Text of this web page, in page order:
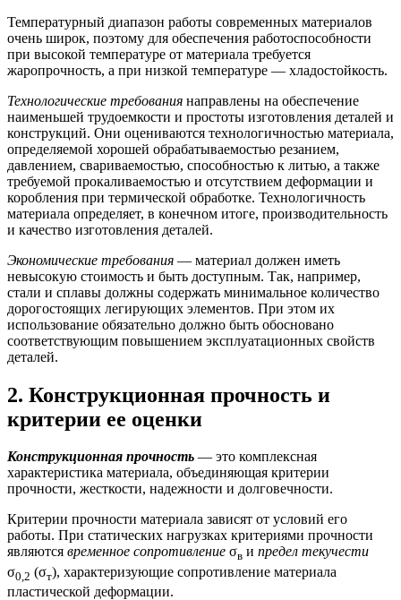
Температурный диапазон работы современных материалов
очень широк, поэтому для обеспечения работоспособности
при высокой температуре от материала требуется
жаропрочность, а при низкой температуре — хладостойкость.
Технологические требования направлены на обеспечение
наименьшей трудоемкости и простоты изготовления деталей и
конструкций. Они оцениваются технологичностью материала,
определяемой хорошей обрабатываемостью резанием,
давлением, свариваемостью, способностью к литью, а также
требуемой прокаливаемостью и отсутствием деформации и
коробления при термической обработке. Технологичность
материала определяет, в конечном итоге, производительность
и качество изготовления деталей.
Экономические требования — материал должен иметь
невысокую стоимость и быть доступным. Так, например,
стали и сплавы должны содержать минимальное количество
дорогостоящих легирующих элементов. При этом их
использование обязательно должно быть обосновано
соответствующим повышением эксплуатационных свойств
деталей.
2. Конструкционная прочность и
критерии ее оценки
Конструкционная прочность — это комплексная
характеристика материала, объединяющая критерии
прочности, жесткости, надежности и долговечности.
Критерии прочности материала зависят от условий его
работы. При статических нагрузках критериями прочности
являются временное сопротивление σв и предел текучести
σ0,2 (σт), характеризующие сопротивление материала
пластической деформации.